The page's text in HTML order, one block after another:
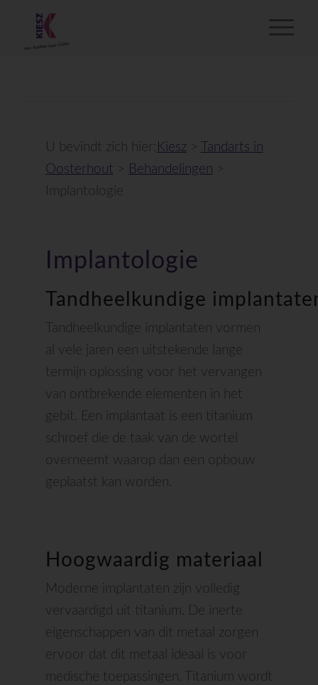
U bevindt zich hier: Kiesz>
Tandarts in
Oosterhout > Behandelingen >
Implantologie
Implantologie
Tandheelkundige
Tandheelkundige implantaten vormen
al vele jaren een uitstekende lange
termijn oplossing voor het vervangen
van ontbrekende elementen in het
gebit. Een implantaat is een titanium
schroef die de taak van de wortel
overneemt waarop dan een opbouw
geplaatst kan worden.
Hoogwaardig materiaal
Moderne implantaten zijn volledig
vervaardigd uit titanium. De inerte
eigenschappen van dit metaal zorgen
ervoor dat dit metaal ideaal is voor
medische toepassingen. Titanium wordt